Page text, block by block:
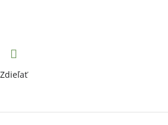
Zdieľať